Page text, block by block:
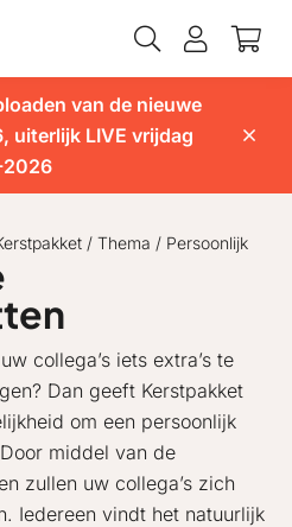
van de nieuwe
uiterlijk LIVE vrijdag
/ Thema / Persoonlijk
collega’s iets extra’s te
Dan geeft Kerstpakket
om een persoonlijk
middel van de
zullen uw collega’s zich
Iedereen vindt het natuurlijk